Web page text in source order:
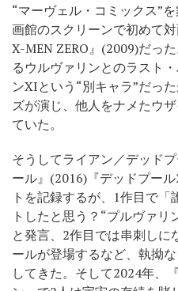
“マーヴェル・コミックス”
画館のスクリーンで初めて
X-MEN ZERO』(2009)だっ
るウルヴァリンとのラスト
ンXIという“別キャラ”だっ
ズが演じ、他人をナメたウ
ていた。
そうしてライアン／デッド
ール』(2016)『デッドプー
トを記録するが、1作目で
トしたと思う？“プルヴァリ
と発言、2作目では串刺し
ールが登場するなど、執拗
してきた。そして2024年、